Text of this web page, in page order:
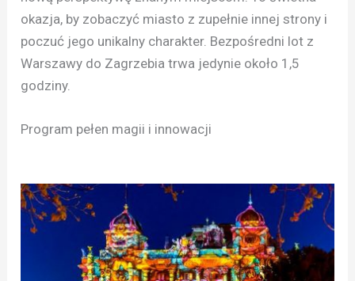
okazja, by zobaczyć miasto z zupełnie innej strony i
poczuć jego unikalny charakter. Bezpośredni lot z
Warszawy do Zagrzebia trwa jedynie około 1,5
godziny.
Program pełen magii i innowacji